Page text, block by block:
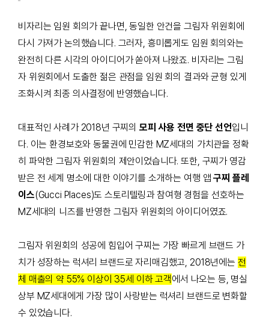
비자리는 임원 회의가 끝나면, 동일한 안건을 그림자 위원회에
다시 가져가 논의했습니다. 그러자, 흥미롭게도 임원 회의와는
완전히 다른 시각의 아이디어가 쏟아져 나왔죠. 비자리는 그림
자 위원회에서 도출한 젊은 관점을 임원 회의 결과와 균형 있게
조화시켜 최종 의사결정에 반영했습니다.
대표적인 사례가 2018년 구찌의 모피 사용 전면 중단 선언입니
다. 이는 환경보호와 동물권에 민감한 MZ세대의 가치관을 정확
히 파악한 그림자 위원회의 제안이었습니다. 또한, 구찌가 영감
받은 전 세계 명소에 대한 이야기를 소개하는 여행 앱구찌 플레
이스(Gucci Places)도 스토리텔링과 참여형 경험을 선호하는
MZ세대의 니즈를 반영한 그림자 위원회의 아이디어였죠.
그림자 위원회의 성공에 힘입어 구찌는 가장 빠르게 브랜드 가
치가 성장하는 럭셔리 브랜드로 자리매김했고, 2018년에는 전
체 매출의 약 55% 이상이 35세 이하 고객에서 나오는 등, 명실
상부 MZ세대에게 가장 많이 사랑받는 럭셔리 브랜드로 변화할
수 있었습니다.